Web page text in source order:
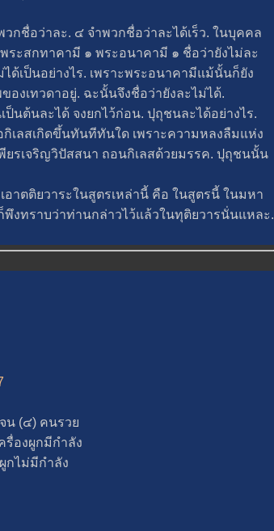
ว่าละ. ๔ จำพวกชื่อว่าละได้เร็ว. ในบุคคล
ะสกทาคามี ๑ พระอนาคามี ๑ ชื่อว่ายังไม่ละ
ด้เป็นอย่างไร. เพราะพระอนาคามีแม้นั้นก็ยัง
งเทวดาอยู่. ฉะนั้นจึงชื่อว่ายังละไม่ได้.
นละได้ จงยกไว้ก่อน. ปุถุชนละได้อย่างไร.
สเกิดขึ้นทันทีทันใด เพราะความหลงลืมแห่ง
ยรเจริญวิปัสสนา ถอนกิเลสด้วยมรรค. ปุถุชนนั้น
ติยวาระในสูตรเหล่านี้ คือ ในสูตรนี้ ในมหา
ทราบว่าท่านกล่าวไว้แล้วในทุติยวารนั่นแหละ.
น (๔) คนรว
องผูกมีกำลัง
ไม่มีกำลัง